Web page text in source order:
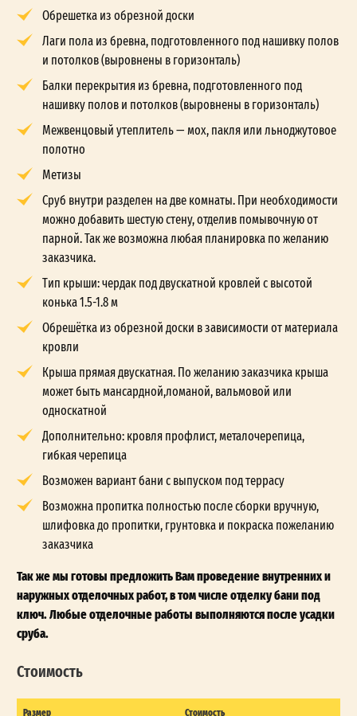
Обрешетка из обрезной доски
Лаги пола из бревна, подготовленного под нашивку полов
и потолков (выровнены в горизонталь)
Балки перекрытия из бревна, подготовленного под
нашивку полов и потолков (выровнены в горизонталь)
Межвенцовый утеплитель — мох, пакля или льноджутовое
полотно
Метизы
Сруб внутри разделен на две комнаты. При необходимости
можно добавить шестую стену, отделив помывочную от
парной. Так же возможна любая планировка по желанию
заказчика.
Тип крыши: чердак под двускатной кровлей с высотой
конька 1.5-1.8 м
Обрешётка из обрезной доски в зависимости от материала
кровли
Крыша прямая двускатная. По желанию заказчика крыша
может быть мансардной,ломаной, вальмовой или
односкатной
Дополнительно: кровля профлист, металочерепица,
гибкая черепица
Возможен вариант бани с выпуском под террасу
Возможна пропитка полностью после сборки вручную,
шлифовка до пропитки, грунтовка и покраска пожеланию
заказчика
Так же мы готовы предложить Вам проведение внутренних и
наружных отделочных работ, в том числе отделку бани под
ключ. Любые отделочные работы выполняются после усадки
сруба.
Стоимость
Размер Стоимость